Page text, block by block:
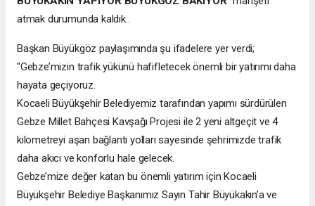
atmak durumunda kaldık..
Başkan Büyükgöz paylaşımında şu ifadelere yer verdi;
"Gebze’mizin trafik yükünü hafifletecek önemli bir yatırımı daha
hayata geçiyoruz.
Kocaeli Büyükşehir Belediyemiz tarafından yapımı sürdürülen
Gebze Millet Bahçesi Kavşağı Projesi ile 2 yeni altgeçit ve 4
kilometreyi aşan bağlantı yolları sayesinde şehrimizde trafik
daha akıcı ve konforlu hale gelecek.
Gebze’mize değer katan bu önemli yatırım için Kocaeli
Büyükşehir Belediye Başkanımız Sayın Tahir Büyükakın’a ve